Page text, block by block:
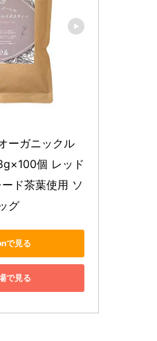
ーガニックル
個 レッド
ド茶葉使用 ソ
グ
で見る
で見る